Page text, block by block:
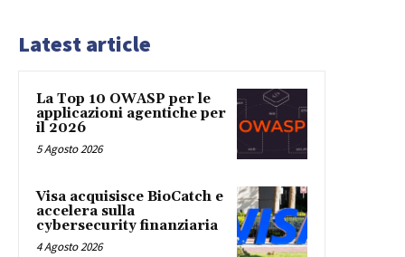
Latest article
La Top 10 OWASP per le
applicazioni agentiche per
il 2026
5 Agosto 2026
Visa acquisisce BioCatch e
accelera sulla
cybersecurity finanziaria
4 Agosto 2026